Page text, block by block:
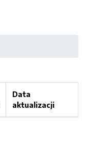
Data
aktualizacji